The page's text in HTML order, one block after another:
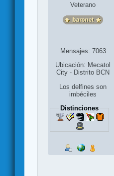
Veterano
Mensajes: 7063
Ubicación: Mecatol
City - Distrito BCN
Los delfines son
imbéciles
Distinciones